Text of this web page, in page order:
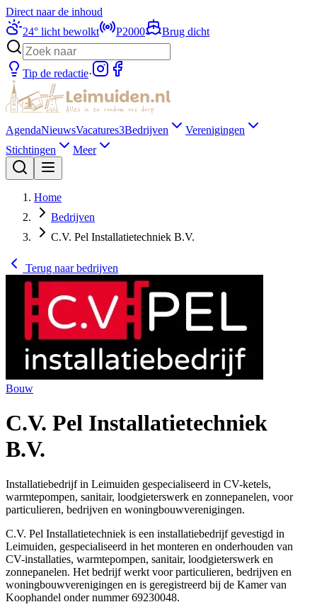
Direct naar de inhoud
24° licht bewolkt P2000 Brug dicht
Tip de redactie·
AgendaNieuwsVacatures3Bedrijven
Verenigingen
Stichtingen
Meer
Home
Bedrijven
C.V. Pel Installatietechniek B.V.
Terug naarbedrijven
Bouw
C.V. Pel Installatietechniek
B.V.
Installatiebedrijf in Leimuiden gespecialiseerd in CV-ketels,
warmtepompen, sanitair, loodgieterswerk en zonnepanelen, voor
particulieren, bedrijven en woningbouwverenigingen.
C.V. Pel Installatietechniek is een installatiebedrijf gevestigd in
Leimuiden, gespecialiseerd in het monteren en onderhouden van
CV-installaties, warmtepompen, sanitair, loodgieterswerk en
zonnepanelen. Het bedrijf werkt voor particulieren, bedrijven en
woningbouwverenigingen en is geregistreerd bij de Kamer van
Koophandel onder nummer 69230048.